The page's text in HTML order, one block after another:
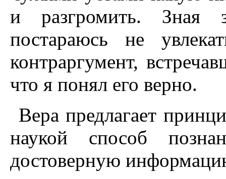
и разгромить. Зная
постараюсь не
контраргумент,
что я понял его верно.
Вера предлагает
наукой способ
достоверную